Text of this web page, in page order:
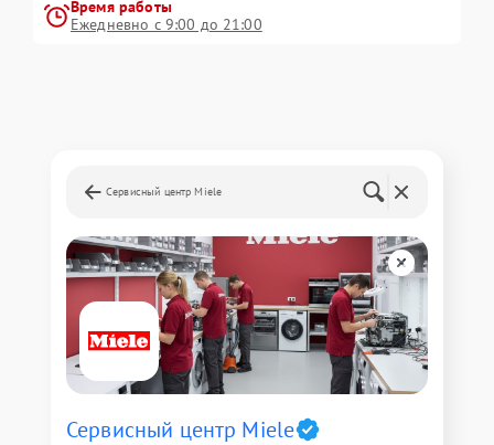
Время работы
Ежедневно с 9:00 до 21:00
Сервисный центр Miele
Сервисный центр Miele